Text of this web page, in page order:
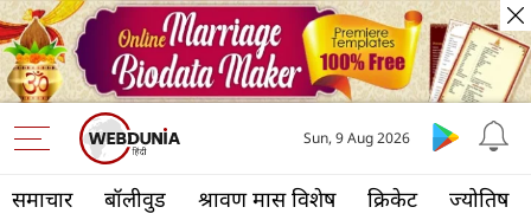
समाचार बॉलीवुड श्रावण मास विशेष क्रिकेट ज्योतिष
Sun, 9 Aug 2026